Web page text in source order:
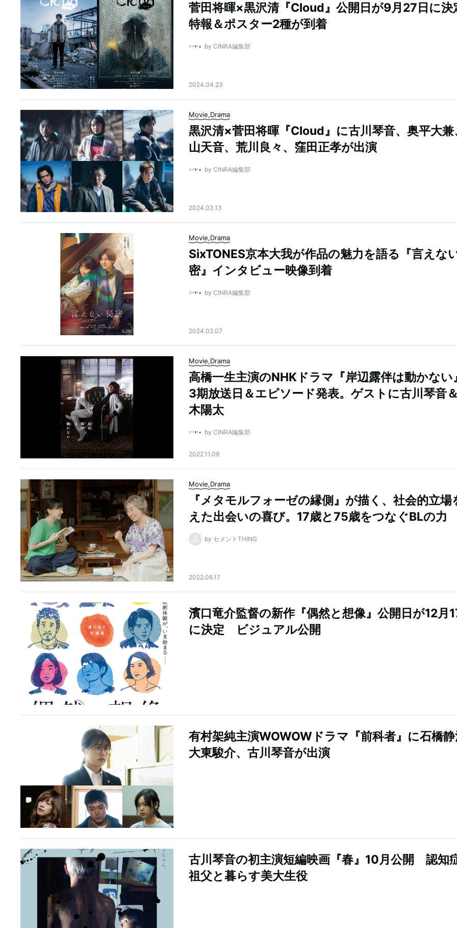
菅田将暉×黒沢清『Cloud』公開日が9月27日に決
特報＆ポスター2種が到着
by CINRA編集部
2024.04.23
Movie,Drama
黒沢清×菅田将暉『Cloud』に古川琴音、奥平大兼
山天音、荒川良々、窪田正孝が出演
by CINRA編集部
2024.03.13
Movie,Drama
SixTONES京本大我が作品の魅力を語る『言えな
密』インタビュー映像到着
by CINRA編集部
2024.02.07
Movie,Drama
高橋一生主演のNHKドラマ『岸辺露伴は動かない
3期放送日＆エピソード発表。ゲストに古川琴音
木陽太
by CINRA編集部
2022.11.09
Movie,Drama
『メタモルフォーゼの縁側』が描く、社会的立場
えた出会いの喜び。17歳と75歳をつなぐBLの力
by セメントTHING
2022.06.17
濱口竜介監督の新作『偶然と想像』公開日が12月
に決定 ビジュアル公開
有村架純主演WOWOWドラマ『前科者』に石橋静
大東駿介、古川琴音が出演
古川琴音の初主演短編映画『春』10月公開 認知
祖父と暮らす美大生役